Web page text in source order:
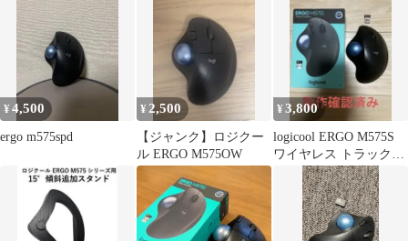
¥4,500
ergo m575spd
¥ 2,500
【ジャンク】ロジクー
ル ERGO M575OW
¥3,800
logicool ERGO M575S
ワイヤレス トラックボ